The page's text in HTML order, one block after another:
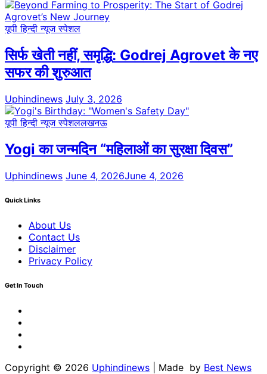
यूपी हिन्दी न्यूज स्पेशल
सिर्फ खेती नहीं, समृद्धि: Godrej Agrovet के नए
सफर की शुरुआत
Uphindinews July 3, 2026
यूपी हिन्दी न्यूज स्पेशललखनऊ
Yogi का जन्मदिन “महिलाओं का सुरक्षा दिवस”
Uphindinews June 4, 2026June 4, 2026
Quick Links
About Us
Contact Us
Disclaimer
Privacy Policy
Get In Touch
Copyright © 2026 Uphindinews | Made by Best News